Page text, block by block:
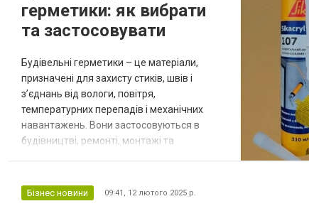
герметики: як вибрати
та застосовувати
Будівельні герметики – це матеріали,
призначені для захисту стиків, швів і
з’єднань від вологи, повітря,
температурних перепадів і механічних
навантажень. Вони застосовуються в
будівництві, ремонті, монтажі та
застосування 1. Силіконові герметики
Особливості: еластичні, стійкі до вологи,
Бізнес новини 09:41, 12 лютого 2025 р.